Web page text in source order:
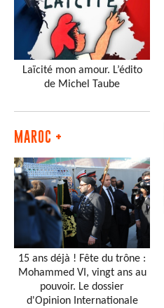
Laïcité mon amour. L’édito
de Michel Taube
MAROC +
15 ans déjà ! Fête du trône :
Mohammed VI, vingt ans au
pouvoir. Le dossier
d'Opinion Internationale